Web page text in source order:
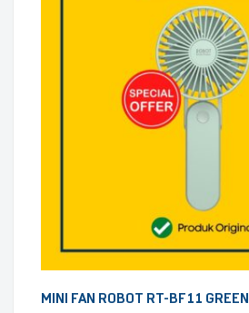
MINI FAN ROBOT RT-BF11 GREEN